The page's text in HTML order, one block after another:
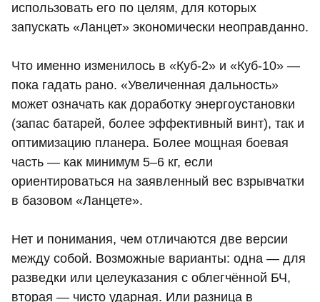
использовать его по целям, для которых
запускать «Ланцет» экономически неоправданно.
Что именно изменилось в «Куб‑2» и «Куб‑10» —
пока гадать рано. «Увеличенная дальность»
может означать как доработку энергоустановки
(запас батарей, более эффективный винт), так и
оптимизацию планера. Более мощная боевая
часть — как минимум 5–6 кг, если
ориентироваться на заявленный вес взрывчатки
в базовом «Ланцете».
Нет и понимания, чем отличаются две версии
между собой. Возможные варианты: одна — для
разведки или целеуказания с облегчённой БЧ,
вторая — чисто ударная. Или разница в